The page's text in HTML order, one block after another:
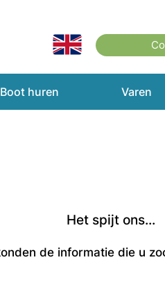
Boot huren Varen